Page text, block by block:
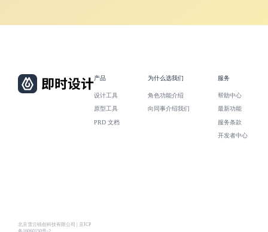
北京雪云锐创科技有限公司 | 京ICP
产品
设计工具
原型工具
PRD 文档
为什么选我们
角色功能介绍
向同事介绍我们
服务
帮助中心
最新功能
服务条款
开发者中心